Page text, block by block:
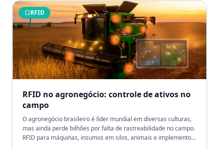
RFID
RFID no agronegócio: controle de ativos no
campo
O agronegócio brasileiro é líder mundial em diversas culturas,
mas ainda perde bilhões por falta de rastreabilidade no campo.
RFID para máquinas, insumos em silos, animais e implementos,